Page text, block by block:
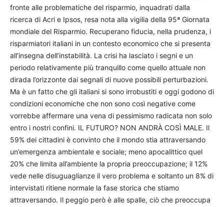
fronte alle problematiche del risparmio, inquadrati dalla
ricerca di Acri e Ipsos, resa nota alla vigilia della 95ª Giornata
mondiale del Risparmio. Recuperano fiducia, nella prudenza, i
risparmiatori italiani in un contesto economico che si presenta
all’insegna dell’instabilità. La crisi ha lasciato i segni e un
periodo relativamente più tranquillo come quello attuale non
dirada l’orizzonte dai segnali di nuove possibili perturbazioni.
Ma è un fatto che gli italiani si sono irrobustiti e oggi godono di
condizioni economiche che non sono così negative come
vorrebbe affermare una vena di pessimismo radicata non solo
entro i nostri confini. IL FUTURO? NON ANDRÀ COSÌ MALE. Il
59% dei cittadini è convinto che il mondo stia attraversando
un’emergenza ambientale e sociale; meno apocalittico quel
20% che limita all’ambiente la propria preoccupazione; il 12%
vede nelle disuguaglianze il vero problema e soltanto un 8% di
intervistati ritiene normale la fase storica che stiamo
attraversando. Il peggio però è alle spalle, ciò che preoccupa